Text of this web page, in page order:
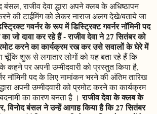
बंसल, राजीव देवा द्धारा अपने क्लब के अधिष्ठापन
की टाईमिंग को लेकर नाराज अलग देखे/बताये जा
गवर्नर के रूप में डिस्ट्रिक्ट गवर्नर नॉमिनी पद
जो दावा कर रहे हैं - राजीव देवा ने 27 सितंबर को
करने का कार्यक्रम रख कर उसे सवालों के घेरे में
चूँकि शुरू से लगातार लोगों को यह बता रहे हैं कि
कहने पर अपनी उम्मीदवारी को प्रस्तुत किया है,
नॉमिनी पद के लिए नामांकन भरने की अंतिम तारिख
अपनी उम्मीदवारी को प्रमोट करने का कार्यक्रम
का कारण बनता है ।राजीव देवा के क्लब के
विनोद बंसल ने उन्हें आगाह किया है कि 27 सितंबर